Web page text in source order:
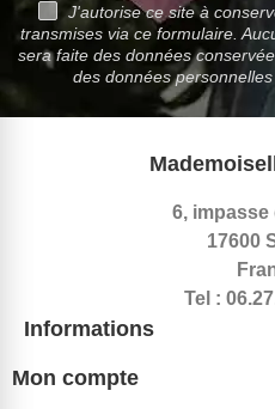
J'autorise ce site à
transmises via ce formulaire.
sera faite des données
des données
6, impasse
17600
Tel :
Informations
Mon compte